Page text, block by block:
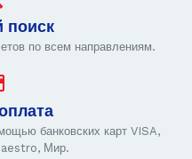
поиск
по всем направлениям.
банковских карт VISA,
Мир.